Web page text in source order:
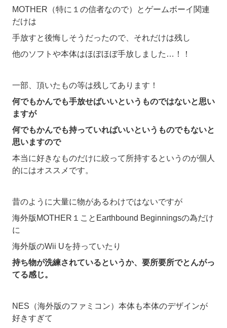
MOTHER（特に１の信者なので）とゲームボーイ関連
だけは
手放すと後悔しそうだったので、それだけは残し
他のソフトや本体はほぼほぼ手放しました…！！
一部、頂いたもの等は残してあります！
何でもかんでも手放せばいいというものではないと思い
ますが
何でもかんでも持っていればいいというものでもないと
思いますので
本当に好きなものだけに絞って所持するというのが個人
的にはオススメです。
昔のように大量に物があるわけではないですが
海外版MOTHER１ことEarthbound Beginningsの為だけ
に
海外版のWii Uを持っていたり
持ち物が洗練されているというか、要所要所でとんがっ
てる感じ。
NES（海外版のファミコン）本体も本体のデザインが
好きすぎて